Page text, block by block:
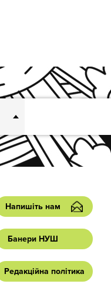
Напишіть нам
Банери НУШ
Редакційна політика